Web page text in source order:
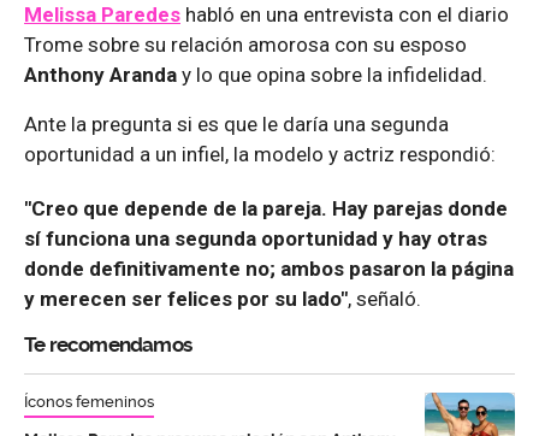
Melissa Paredes habló en una entrevista con el diario
Trome sobre su relación amorosa con su esposo
Anthony Aranda y lo que opina sobre la infidelidad.
Ante la pregunta si es que le daría una segunda
oportunidad a un infiel, la modelo y actriz respondió:
"Creo que depende de la pareja. Hay parejas donde
sí funciona una segunda oportunidad y hay otras
donde definitivamente no; ambos pasaron la página
y merecen ser felices por su lado", señaló.
Te recomendamos
Íconos femeninos